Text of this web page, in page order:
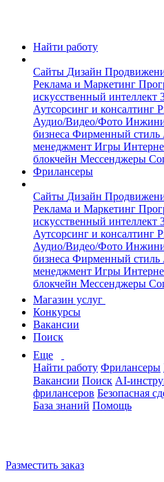
Найти работу
Сайты Дизайн
Реклама и Маркетинг
искусственный интеллект
Аутсорсинг и консалтинг
Аудио/Видео/Фото
бизнеса Фирменный стиль
менеджмент Игры
блокчейн Мессенджеры
Фрилансеры
Сайты Дизайн
Реклама и Маркетинг
искусственный интеллект
Аутсорсинг и консалтинг
Аудио/Видео/Фото
бизнеса Фирменный стиль
менеджмент Игры
блокчейн Мессенджеры
Магазин услуг
Конкурсы
Вакансии
Поиск
Еще
Найти работу Фрилансеры
Вакансии Поиск AI-
фрилансеров Безопасная
База знаний Помощь
Разместить заказ